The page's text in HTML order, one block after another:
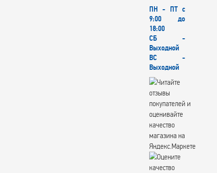
ПН - ПТ с
9:00 до
18:00
СБ -
Выходной
ВС -
Выходной